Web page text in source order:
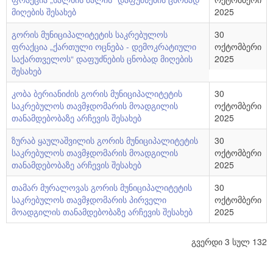
მიღების შესახებ
2025
გორის მუნიციპალიტეტის საკრებულოს
ფრაქცია „ქართული ოცნება - დემოკრატიული
საქართველოს“ დაფუძნების ცნობად მიღების
შესახებ
30
ოქტომბერი
2025
კობა ბერიანიძის გორის მუნიციპალიტეტის
საკრებულოს თავმჯდომარის მოადგილის
თანამდებობაზე არჩევის შესახებ
30
ოქტომბერი
2025
ზურაბ ყაულაშვილის გორის მუნიციპალიტეტის
საკრებულოს თავმჯდომარის მოადგილის
თანამდებობაზე არჩევის შესახებ
30
ოქტომბერი
2025
თამარ მურალოვას გორის მუნიციპალიტეტის
საკრებულოს თავმჯდომარის პირველი
მოადგილის თანამდებობაზე არჩევის შესახებ
30
ოქტომბერი
2025
გვერდი 3 სულ 132